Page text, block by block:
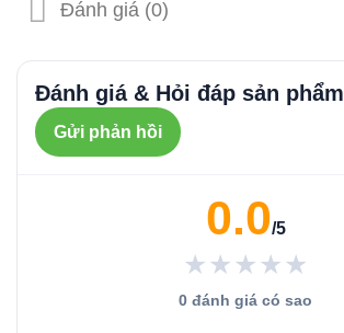
Đánh giá (0)
Đánh giá & Hỏi đáp sản phẩm
Gửi phản hồi
0.0/5
★★★★★
0 đánh giá có sao